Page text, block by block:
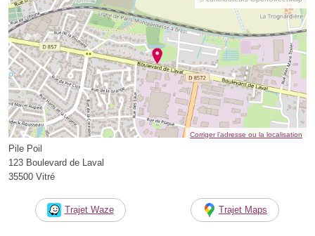
Corriger l’adresse ou la localisation
Pile Poil
123 Boulevard de Laval
35500 Vitré
Trajet Waze Trajet Maps